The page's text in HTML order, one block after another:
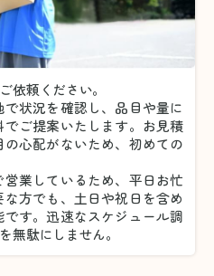
依頼ください。
状況を確認し、品目や量に
ご提案いたします。お見積
心配がないため、初めての
業しているため、平日お忙
方でも、土日や祝日を含め
す。迅速なスケジュール調
無駄にしません。